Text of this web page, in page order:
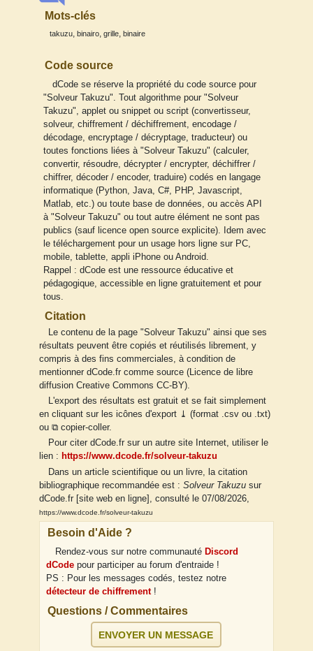
Mots-clés
takuzu, binairo, grille, binaire
Code source
dCode se réserve la propriété du code source pour
"Solveur Takuzu". Tout algorithme pour "Solveur
Takuzu", applet ou snippet ou script (convertisseur,
solveur, chiffrement / déchiffrement, encodage /
décodage, encryptage / décryptage, traducteur) ou
toutes fonctions liées à "Solveur Takuzu" (calculer,
convertir, résoudre, décrypter / encrypter, déchiffrer /
chiffrer, décoder / encoder, traduire) codés en langage
informatique (Python, Java, C#, PHP, Javascript,
Matlab, etc.) ou toute base de données, ou accès API
à "Solveur Takuzu" ou tout autre élément ne sont pas
publics (sauf licence open source explicite). Idem avec
le téléchargement pour un usage hors ligne sur PC,
mobile, tablette, appli iPhone ou Android.
Rappel : dCode est une ressource éducative et
pédagogique, accessible en ligne gratuitement et pour
tous.
Citation
Le contenu de la page "Solveur Takuzu" ainsi que ses
résultats peuvent être copiés et réutilisés librement, y
compris à des fins commerciales, à condition de
mentionner dCode.fr comme source (Licence de libre
diffusion Creative Commons CC-BY).
L'export des résultats est gratuit et se fait simplement
en cliquant sur les icônes d'export ⤓ (format .csv ou .txt)
ou ⧉ copier-coller.
Pour citer dCode.fr sur un autre site Internet, utiliser le
lien : https://www.dcode.fr/solveur-takuzu
Dans un article scientifique ou un livre, la citation
bibliographique recommandée est : Solveur Takuzu sur
dCode.fr [site web en ligne], consulté le 07/08/2026,
https://www.dcode.fr/solveur-takuzu
Besoin d'Aide ?
Rendez-vous sur notre communauté Discord
dCode pour participer au forum d'entraide !
PS : Pour les messages codés, testez notre
détecteur de chiffrement!
Questions / Commentaires
ENVOYER UN MESSAGE